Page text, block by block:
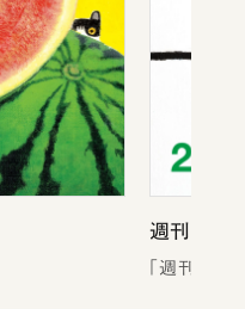
週刊新潮
「週刊新潮